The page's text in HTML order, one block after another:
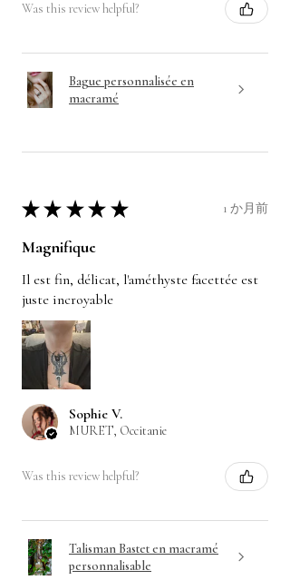
Was this review helpful?
Bague personnalisée en
macramé
★★ ★★ ★ 1 か月前
Magnifique
Il est fin, délicat, l'améthyste facettée est
juste incroyable
Sophie V.
MURET, Occitanie
Was this review helpful?
Talisman Bastet en macramé
personnalisable